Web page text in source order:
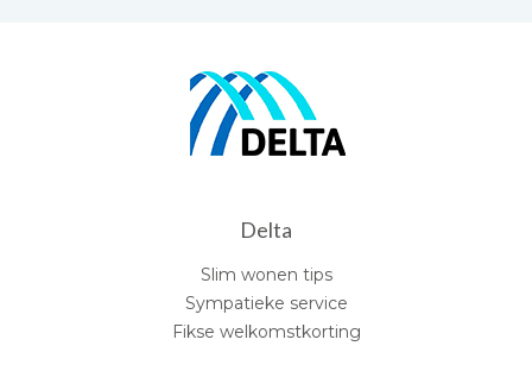
Delta
Slim wonen tips
Sympatieke service
Fikse welkomstkorting